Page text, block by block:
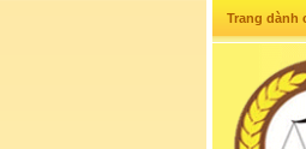
Trang dành